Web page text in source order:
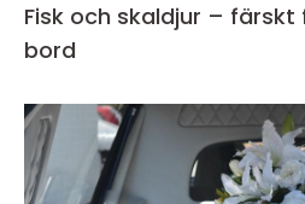
Fisk och skaldjur –
bord